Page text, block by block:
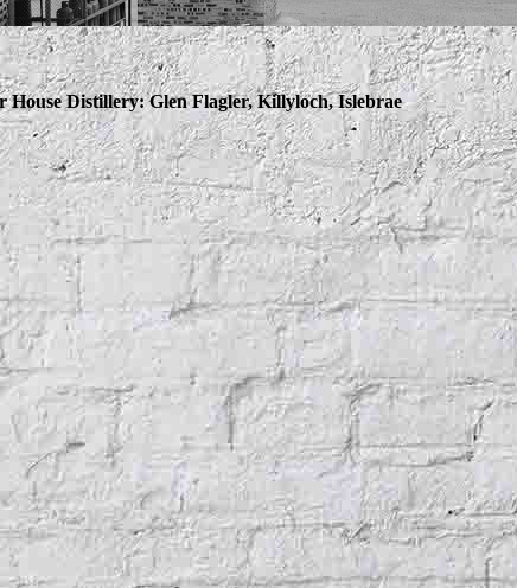
House Distillery: Glen Flagler, Killyloch, Islebrae